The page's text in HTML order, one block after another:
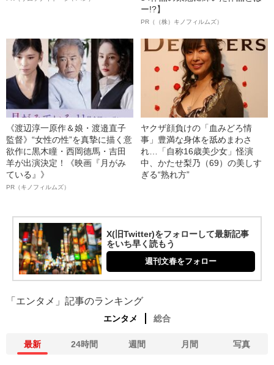
ー!?】
PR（（株）キノフィルムズ）
《渡辺淳一原作＆娘・渡邉直子
監督》“女性の性”を真摯に描く意
欲作に黒木瞳・西岡德馬・吉田
羊が出演決定！《映画『月がみ
ている』》
PR（キノフィルムズ）
ヤクザ顔負けの「血みどろ情
事」豊満な身体を舐めまわさ
れ…「自称16歳美少女」怪演
中、かたせ梨乃（69）の美しす
ぎる“熟れ方”
X(旧Twitter)をフォローして最新記事
をいち早く読もう
週刊文春をフォロー
「エンタメ」記事のランキング
エンタメ 総合
最新 24時間 週間 月間 写真